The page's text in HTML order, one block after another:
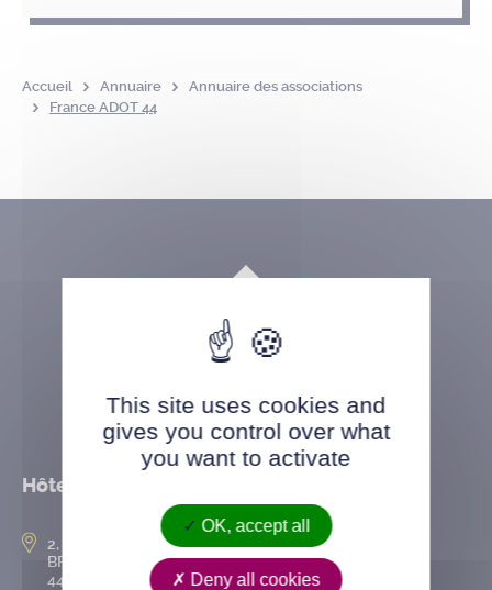
Accueil Annuaire
Annuaire des associations
France ADOT 44
Hôtel de ville
2, rue de l’Hôtel-de-Ville
BP 50167
44802 Saint-Herblain cedex
This site uses cookies and
gives you control over what
you want to activate
OK, accept all
Deny all cookies